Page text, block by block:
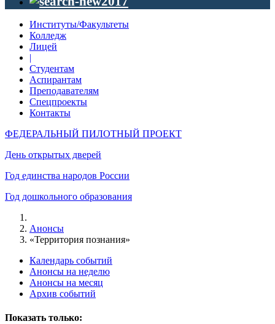
Институты/Факультеты
Колледж
Лицей
|
Студентам
Аспирантам
Преподавателям
Спецпроекты
Контакты
ФЕДЕРАЛЬНЫЙ ПИЛОТНЫЙ ПРОЕКТ
День открытых дверей
Год единства народов России
Год дошкольного образования
Анонсы
«Территория познания»
Календарь событий
Анонсы на неделю
Анонсы на месяц
Архив событий
Показать только: